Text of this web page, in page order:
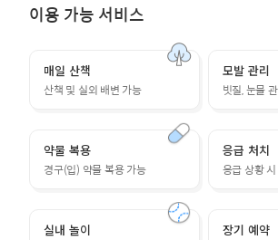
이용 가능 서비스
매일 산책
산책 및 실외 배변 가능
모발 관리
빗질, 눈물
약물 복용
경구(입) 약물 복용 가능
응급 처치
응급 상황
실내 놀이 장기 예약